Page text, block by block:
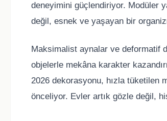
deneyimini güçlendiriyor. Modüler
değil, esnek ve yaşayan bir
Maksimalist aynalar ve deformatif
objelerle mekâna karakter
2026 dekorasyonu, hızla tüketilen
önceliyor. Evler artık gözle değil,